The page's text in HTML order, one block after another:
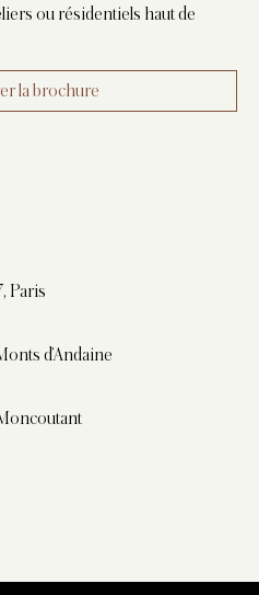
ou résidentiels haut de
la brochure
Paris
d’Andaine